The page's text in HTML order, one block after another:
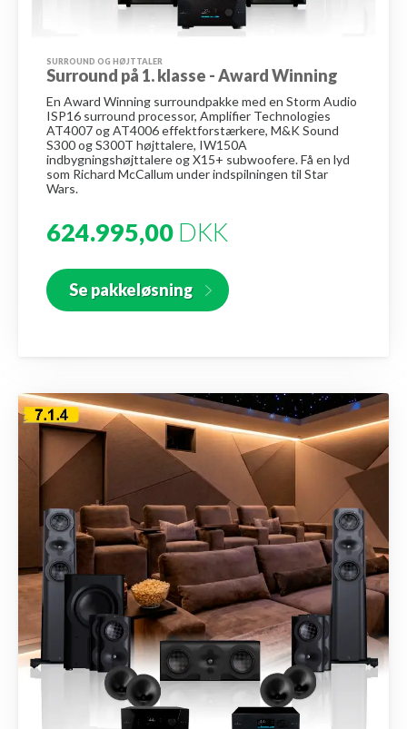
SURROUND OG HØJTTALER
Surround på 1. klasse - Award Winning
En Award Winning surroundpakke med en Storm Audio
ISP16 surround processor, Amplifier Technologies
AT4007 og AT4006 effektforstærkere, M&K Sound
S300 og S300T højttalere, IW150A
indbygningshøjttalere og X15+ subwoofere. Få en lyd
som Richard McCallum under indspilningen til Star
Wars.
624.995,00 DKK
Se pakkeløsning